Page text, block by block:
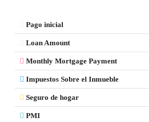
Pago inicial
Loan Amount
Monthly Mortgage Payment
Impuestos Sobre el Inmueble
Seguro de hogar
PMI